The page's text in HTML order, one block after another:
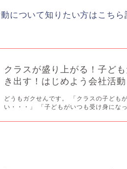
について知りたい方はこちら
クラスが盛り上がる！子ど
き出す！はじめよう会社活動
どうもガクせんです。 「クラスの子ども
い・・・」 「子どもがいつも受け身にな